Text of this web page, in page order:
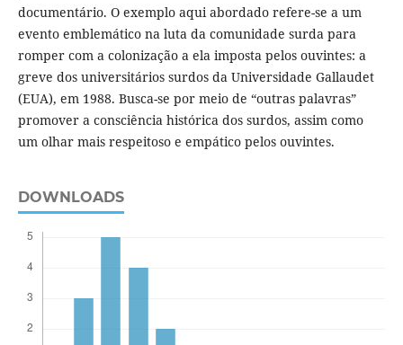
documentário. O exemplo aqui abordado refere-se a um
evento emblemático na luta da comunidade surda para
romper com a colonização a ela imposta pelos ouvintes: a
greve dos universitários surdos da Universidade Gallaudet
(EUA), em 1988. Busca-se por meio de “outras palavras”
promover a consciência histórica dos surdos, assim como
um olhar mais respeitoso e empático pelos ouvintes.
DOWNLOADS